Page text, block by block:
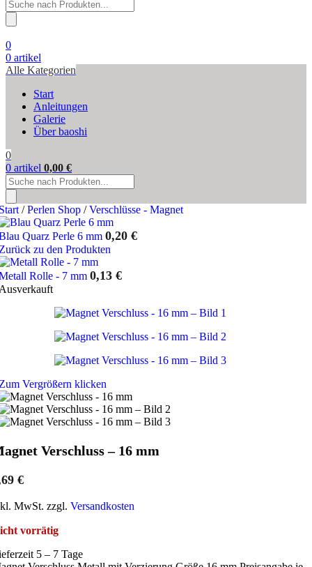
Products
search
0
0 artikel
Alle Kategorien
Start
Anleitungen
Galerie
Über baoshi
0
0 artikel 0,00 €
Products
search
/ Perlen Shop / Verschlüsse - Magnet
Quarz Perle 6 mm 0,20 €
zu den Produkten
Rolle - 7 mm 0,13 €
Vergrößern klicken
Verschluss – 16 mm
€
MwSt. zzgl. Versandkosten
vorrätig
5 – 7 Tage